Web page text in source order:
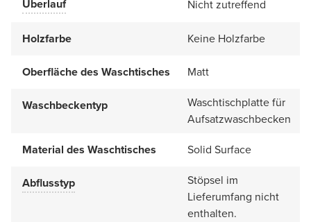
Überlauf Nicht zutreffend
Holzfarbe Keine Holzfarbe
Oberfläche des Waschtisches Matt
Waschbeckentyp
Waschtischplatte für
Aufsatzwaschbecken
Material des Waschtisches
Solid Surface
Abflusstyp
Stöpsel im
Lieferumfang nicht
enthalten.